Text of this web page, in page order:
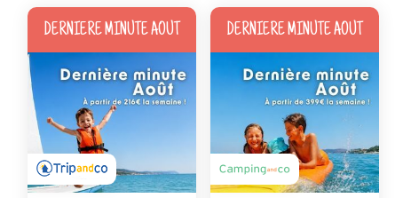
DERNIERE MINUTE AOUT DERNIERE MINUTE AOUT